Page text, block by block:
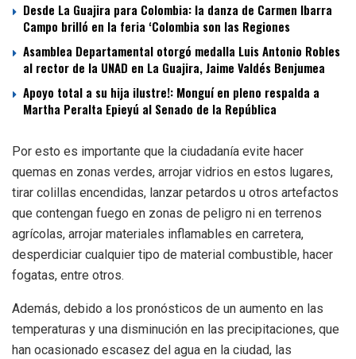
Desde La Guajira para Colombia: la danza de Carmen Ibarra
Campo brilló en la feria ‘Colombia son las Regiones
Asamblea Departamental otorgó medalla Luis Antonio Robles
al rector de la UNAD en La Guajira, Jaime Valdés Benjumea
Apoyo total a su hija ilustre!: Monguí en pleno respalda a
Martha Peralta Epieyú al Senado de la República
Por esto es importante que la ciudadanía evite hacer
quemas en zonas verdes, arrojar vidrios en estos lugares,
tirar colillas encendidas, lanzar petardos u otros artefactos
que contengan fuego en zonas de peligro ni en terrenos
agrícolas, arrojar materiales inflamables en carretera,
desperdiciar cualquier tipo de material combustible, hacer
fogatas, entre otros.
Además, debido a los pronósticos de un aumento en las
temperaturas y una disminución en las precipitaciones, que
han ocasionado escasez del agua en la ciudad, las